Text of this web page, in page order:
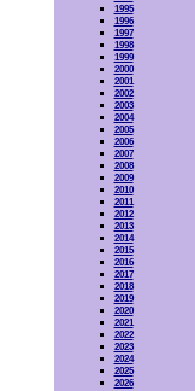
1995
1996
1997
1998
1999
2000
2001
2002
2003
2004
2005
2006
2007
2008
2009
2010
2011
2012
2013
2014
2015
2016
2017
2018
2019
2020
2021
2022
2023
2024
2025
2026